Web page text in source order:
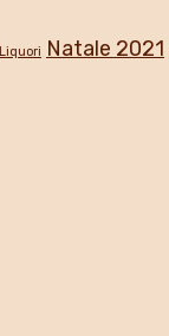
Liquori Natale 2021